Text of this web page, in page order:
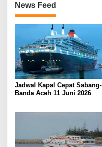
News Feed
Jadwal Kapal Cepat Sabang-
Banda Aceh 11 Juni 2026